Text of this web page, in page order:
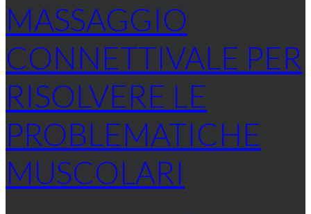
MASSAGGIO
CONNETTIVALE PER
RISOLVERE LE
PROBLEMATICHE
MUSCOLARI